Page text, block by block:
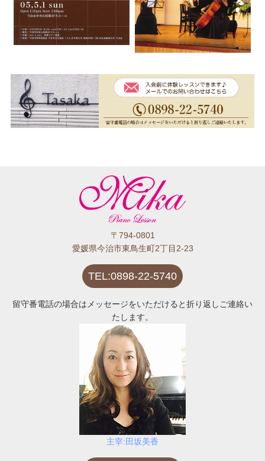
〒794-0801
愛媛県今治市東鳥生町2丁目2-23
TEL:0898-22-5740
留守番電話の場合はメッセージをいただけると折り返しご連絡い
たします。
主宰:田坂美香